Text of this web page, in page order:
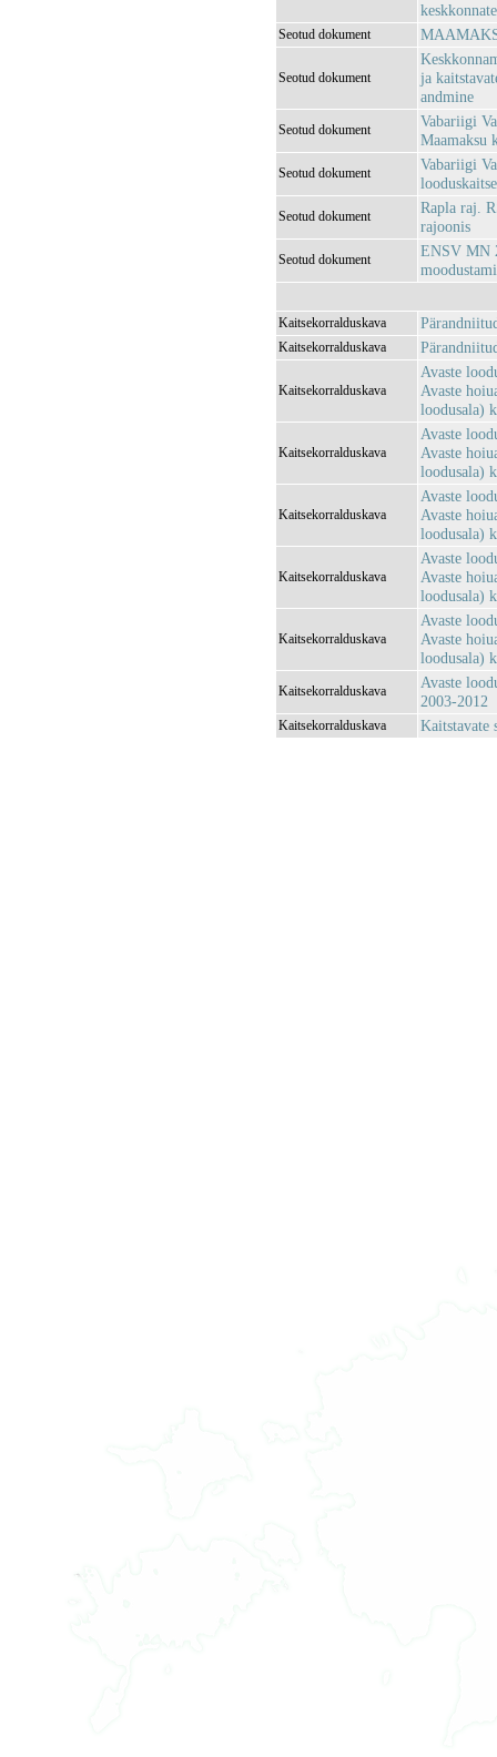
Seotud dokument
Seotud dokument
ja
andmine
Seotud dokument
Vabariigi
Maamaksu
Seotud dokument
Vabariigi
Seotud dokument
Rapla raj.
rajoonis
Seotud dokument
ENSV MN
Kaitsekorralduskava
Kaitsekorralduskava
Kaitsekorralduskava
Avaste
Avaste
loodusala)
Kaitsekorralduskava
Avaste
Avaste
loodusala)
Kaitsekorralduskava
Avaste
Avaste
loodusala)
Kaitsekorralduskava
Avaste
Avaste
loodusala)
Kaitsekorralduskava
Avaste
Avaste
loodusala)
Kaitsekorralduskava
Avaste
2003-2012
Kaitsekorralduskava Kaitstavate